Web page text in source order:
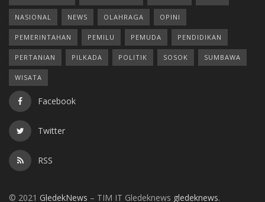
NASIONAL NEWS OLAHRAGA OPINI
PEMERINTAHAN PEMILU PEMUDA PENDIDIKAN
PERTANIAN PILKADA POLITIK SOSOK SUMBAWA
WISATA
Facebook
Twitter
RSS
© 2021 GledekNews – TIM IT Gledeknews gledeknews.